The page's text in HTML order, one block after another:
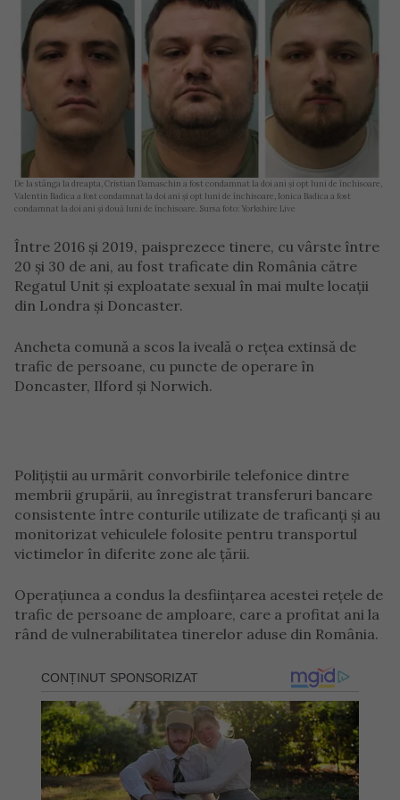
De la stânga la dreapta, Cristian Damaschin a fost condamnat la doi ani și opt luni de închisoare,
Valentin Badica a fost condamnat la doi ani și opt luni de închisoare, Ionica Badica a fost
condamnat la doi ani și două luni de închisoare. Sursa foto: Yorkshire Live
Între 2016 și 2019, paisprezece tinere, cu vârste între
20 și 30 de ani, au fost traficate din România către
Regatul Unit și exploatate sexual în mai multe locații
din Londra și Doncaster.
Ancheta comună a scos la iveală o rețea extinsă de
trafic de persoane, cu puncte de operare în
Doncaster, Ilford și Norwich.
Polițiștii au urmărit convorbirile telefonice dintre
membrii grupării, au înregistrat transferuri bancare
consistente între conturile utilizate de traficanți și au
monitorizat vehiculele folosite pentru transportul
victimelor în diferite zone ale țării.
Operațiunea a condus la desființarea acestei rețele de
trafic de persoane de amploare, care a profitat ani la
rând de vulnerabilitatea tinerelor aduse din România.